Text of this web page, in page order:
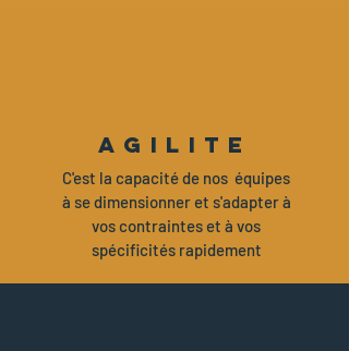
AGILITE
C'est la capacité de nos équipes
à se dimensionner et s'adapter à
vos contraintes et à vos
spécificités rapidement